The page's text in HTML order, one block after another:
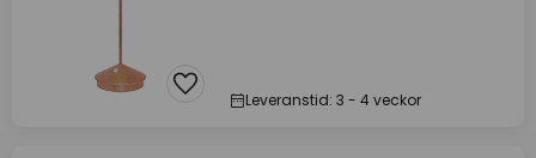
Leveranstid: 3 - 4 veckor